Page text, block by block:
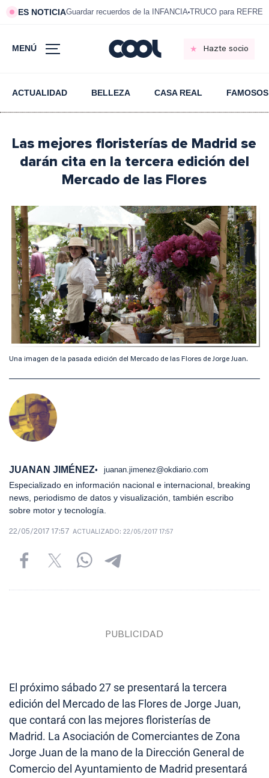
ES NOTICIAGuardar recuerdos de la INFANCIA TRUCO para
MENÚ Hazte socio
ACTUALIDAD BELLEZA CASA REAL FAMOSOS
Las mejores floristerías de Madrid se
darán cita en la tercera edición del
Mercado de las Flores
Una imagen de la pasada edición del Mercado de las Flores de Jorge Juan.
JUANAN JIMÉNEZ juanan.jimenez@okdiario.com
Especializado en información nacional e internacional, breaking
news, periodismo de datos y visualización, también escribo
sobre motor y tecnología.
22/05/2017 17:57 ACTUALIZADO: 22/05/2017 17:57
El próximo sábado 27 se presentará la tercera
edición del Mercado de las Flores de Jorge Juan,
que contará con las mejores floristerías de
Madrid. La Asociación de Comerciantes de Zona
Jorge Juan de la mano de la Dirección General de
Comercio del Ayuntamiento de Madrid presentará